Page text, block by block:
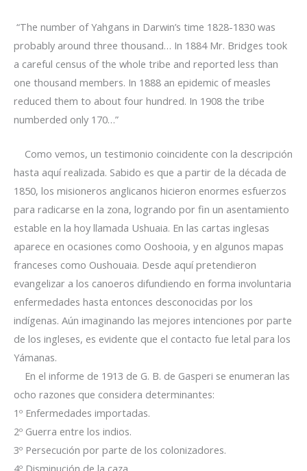
“The number of Yahgans in Darwin’s time 1828-1830 was
probably around three thousand… In 1884 Mr. Bridges took
a careful census of the whole tribe and reported less than
one thousand members. In 1888 an epidemic of measles
reduced them to about four hundred. In 1908 the tribe
numberded only 170…”
Como vemos, un testimonio coincidente con la descripción
hasta aquí realizada. Sabido es que a partir de la década de
1850, los misioneros anglicanos hicieron enormes esfuerzos
para radicarse en la zona, logrando por fin un asentamiento
estable en la hoy llamada Ushuaia. En las cartas inglesas
aparece en ocasiones como Ooshooia, y en algunos mapas
franceses como Oushouaia. Desde aquí pretendieron
evangelizar a los canoeros difundiendo en forma involuntaria
enfermedades hasta entonces desconocidas por los
indígenas. Aún imaginando las mejores intenciones por parte
de los ingleses, es evidente que el contacto fue letal para los
Yámanas.
En el informe de 1913 de G. B. de Gasperi se enumeran las
ocho razones que considera determinantes:
1º Enfermedades importadas.
2º Guerra entre los indios.
3º Persecución por parte de los colonizadores.